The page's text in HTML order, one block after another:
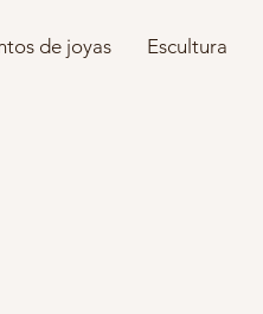
de joyas Escultura